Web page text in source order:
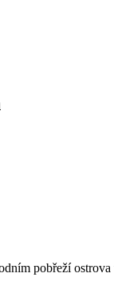
pobřeží